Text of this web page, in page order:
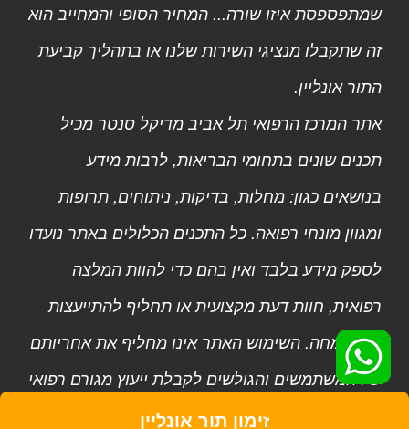
שמתפספסת איזו שורה... המחיר הסופי והמחייב הוא
זה שתקבלו מנציגי השירות שלנו או בתהליך קביעת
התור אונליין.
אתר המרכז הרפואי תל אביב מדיקל סנטר מכיל
תכנים שונים בתחומי הבריאות, לרבות מידע
בנושאים כגון: מחלות, בדיקות, ניתוחים, תרופות
ומגוון מונחי רפואה. כל התכנים הכלולים באתר נועדו
לספק מידע בלבד ואין בהם כדי להוות המלצה
רפואית, חוות דעת מקצועית או תחליף להתייעצות
עם מומחה. השימוש האתר אינו מחליף את אחריותם
של המשתמשים והגולשים לקבלת ייעוץ מגורם רפואי
זימון תור אונליין